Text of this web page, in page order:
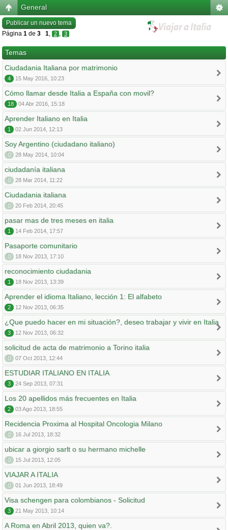
General
Publicar un nuevo tema
Página 1 de 3 1, 2 , 3
Temas
Ciudadania Italiana por matrimonio
4 15 May 2016, 10:23
Cómo llamar desde Italia a España con movil?
18 04 Abr 2016, 15:18
Aprender Italiano en Italia
1 02 Jun 2014, 12:13
Soy Argentino (ciudadano italiano)
0 28 May 2014, 10:04
ciudadanía italiana
0 28 Mar 2014, 11:22
Ciudadania italiana
0 20 Feb 2014, 20:45
pasar mas de tres meses en italia
1 14 Feb 2014, 17:57
Pasaporte comunitario
0 18 Nov 2013, 17:10
reconocimiento ciudadania
1 18 Nov 2013, 13:39
Aprender el idioma Italiano, lección 1: El alfabeto
2 12 Nov 2013, 06:35
¿Que puedo hacer en mi situación?, deseo trabajar y vivir en Italia
3 12 Nov 2013, 06:32
solicitud de acta de matrimonio a Torino italia
0 07 Oct 2013, 12:44
ESTUDIAR ITALIANO EN ITALIA
3 24 Sep 2013, 07:31
Los 20 apellidos más frecuentes en Italia
2 03 Ago 2013, 18:55
Recidencia Proxima al Hospital Oncologia Milano
0 16 Jul 2013, 18:32
ubicar a giorgio sarlt o su hermano michelle
0 15 Jul 2013, 12:05
VIAJAR A ITALIA
0 01 Jun 2013, 18:49
Visa schengen para colombianos - Solicitud
3 21 May 2013, 10:14
A Roma en Abril 2013, quien va?.